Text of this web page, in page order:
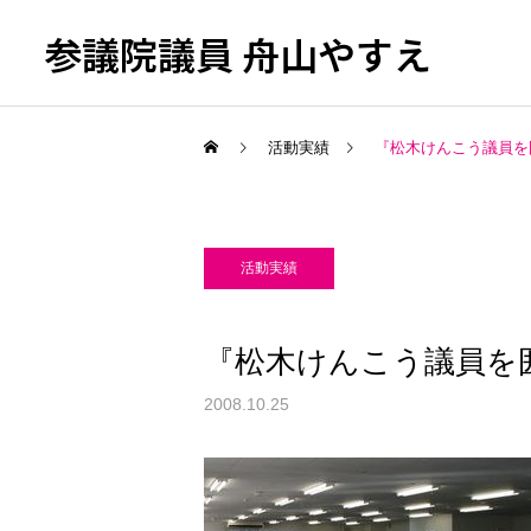
参議院議員 舟山やすえ
活動実績 『松木けんこう議員
活動実績
『松木けんこう議員
2008.10.25